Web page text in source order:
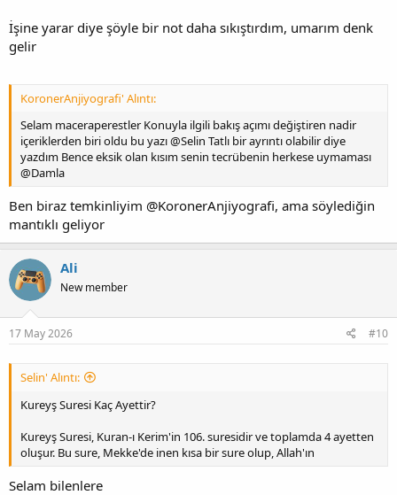
İşine yarar diye şöyle bir not daha sıkıştırdım, umarım denk
gelir
KoronerAnjiyografi' Alıntı:
Selam maceraperestler Konuyla ilgili bakış açımı değiştiren nadir
içeriklerden biri oldu bu yazı @Selin Tatlı bir ayrıntı olabilir diye
yazdım Bence eksik olan kısım senin tecrübenin herkese uymaması
@Damla
Ben biraz temkinliyim @KoronerAnjiyografi, ama söylediğin
mantıklı geliyor
Ali
New member
17 May 2026 #10
Selin' Alıntı:
Kureyş Suresi Kaç Ayettir?
Kureyş Suresi, Kuran-ı Kerim'in 106. suresidir ve toplamda 4 ayetten
oluşur. Bu sure, Mekke'de inen kısa bir sure olup, Allah'ın
Selam bilenlere